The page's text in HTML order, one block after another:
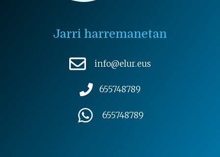
Jarri harremanetan
info@elur.eus
655748789
655748789